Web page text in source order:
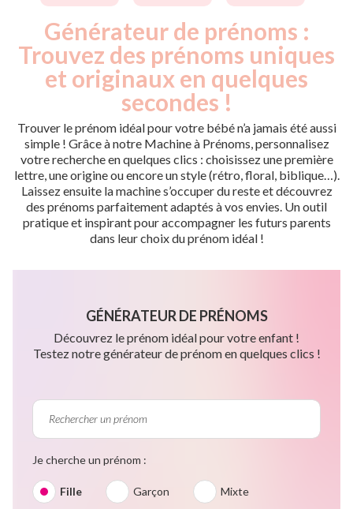
Générateur de prénoms :
Trouvez des prénoms uniques
et originaux en quelques
secondes !
Trouver le prénom idéal pour votre bébé n’a jamais été aussi
simple ! Grâce à notre Machine à Prénoms, personnalisez
votre recherche en quelques clics : choisissez une première
lettre, une origine ou encore un style (rétro, floral, biblique…).
Laissez ensuite la machine s’occuper du reste et découvrez
des prénoms parfaitement adaptés à vos envies. Un outil
pratique et inspirant pour accompagner les futurs parents
dans leur choix du prénom idéal !
GÉNÉRATEUR DE PRÉNOMS
Découvrez le prénom idéal pour votre enfant !
Testez notre générateur de prénom en quelques clics !
Je cherche un prénom :
Fille Garçon Mixte